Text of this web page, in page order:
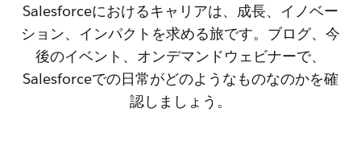
Salesforceにおけるキャリアは、成長、イノベー
ション、インパクトを求める旅です。ブログ、今
後のイベント、オンデマンドウェビナーで、
Salesforceでの日常がどのようなものなのかを確
認しましょう。